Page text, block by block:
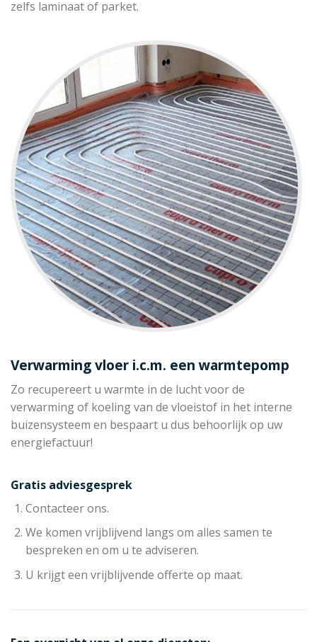
zelfs laminaat of parket.
Verwarming vloer i.c.m. een warmtepomp
Zo recupereert u warmte in de lucht voor de
verwarming of koeling van de vloeistof in het interne
buizensysteem en bespaart u dus behoorlijk op uw
energiefactuur!
Gratis adviesgesprek
Contacteer ons.
We komen vrijblijvend langs om alles samen te
bespreken en om u te adviseren.
U krijgt een vrijblijvende offerte op maat.